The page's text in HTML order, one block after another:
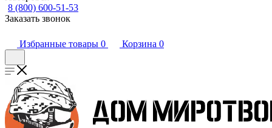
8 (800) 600-51-53
Заказать звонок
Избранные товары 0 Корзина 0